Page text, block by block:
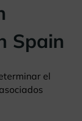
Spain
el